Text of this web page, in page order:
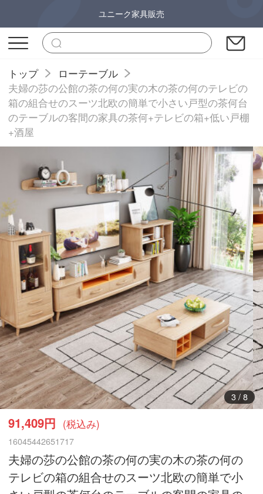
ユニーク家具販売
トップ
ローテーブル
夫婦の莎の公館の茶の何の実の木の茶の何のテレビの
箱の組合せのスーツ北欧の簡単で小さい戸型の茶何台
のテーブルの客間の家具の茶何+テレビの箱+低い戸棚
+酒屋
3/ 8
91,409円 (税込み)
16045442651717
夫婦の莎の公館の茶の何の実の木の茶の何の
テレビの箱の組合せのスーツ北欧の簡単で小